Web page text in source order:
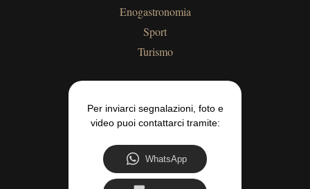
Enogastronomia
Sport
Turismo
Per inviarci segnalazioni, foto e
video puoi contattarci tramite:
WhatsApp